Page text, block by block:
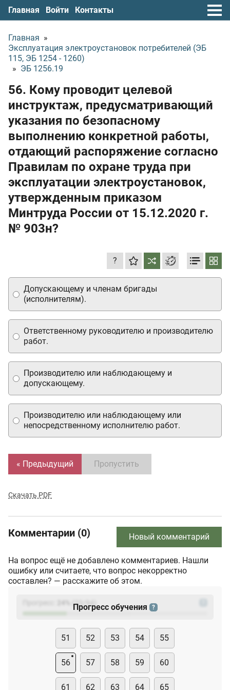
Главная Войти Контакты
Главная »
Эксплуатация электроустановок потребителей (ЭБ
115, ЭБ 1254 - 1260)
» ЭБ 1256.19
56. Кому проводит целевой
инструктаж, предусматривающий
указания по безопасному
выполнению конкретной работы,
отдающий распоряжение согласно
Правилам по охране труда при
эксплуатации электроустановок,
утвержденным приказом
Минтруда России от 15.12.2020 г.
№ 903н?
?
Допускающему и членам бригады
(исполнителям).
Производителю или наблюдающему или
непосредственному исполнителю работ.
Ответственному руководителю и производителю
работ.
Производителю или наблюдающему и
допускающему.
« Предыдущий Пропустить
Скачать PDF
Комментарии (0) Новый комментарий
На вопрос ещё не добавлено комментариев. Нашли
ошибку или считаете, что вопрос некорректно
составлен? — расскажите об этом.
(23
Прогресс обучения ?
51 52 53 54 55
56 57 58 59 60
61 62 63 64 65